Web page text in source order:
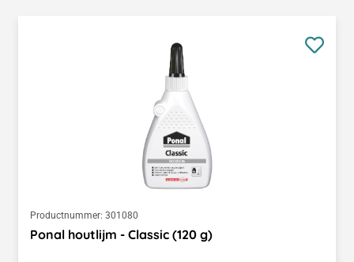
Productnummer: 301080
Ponal houtlijm - Classic (120 g)